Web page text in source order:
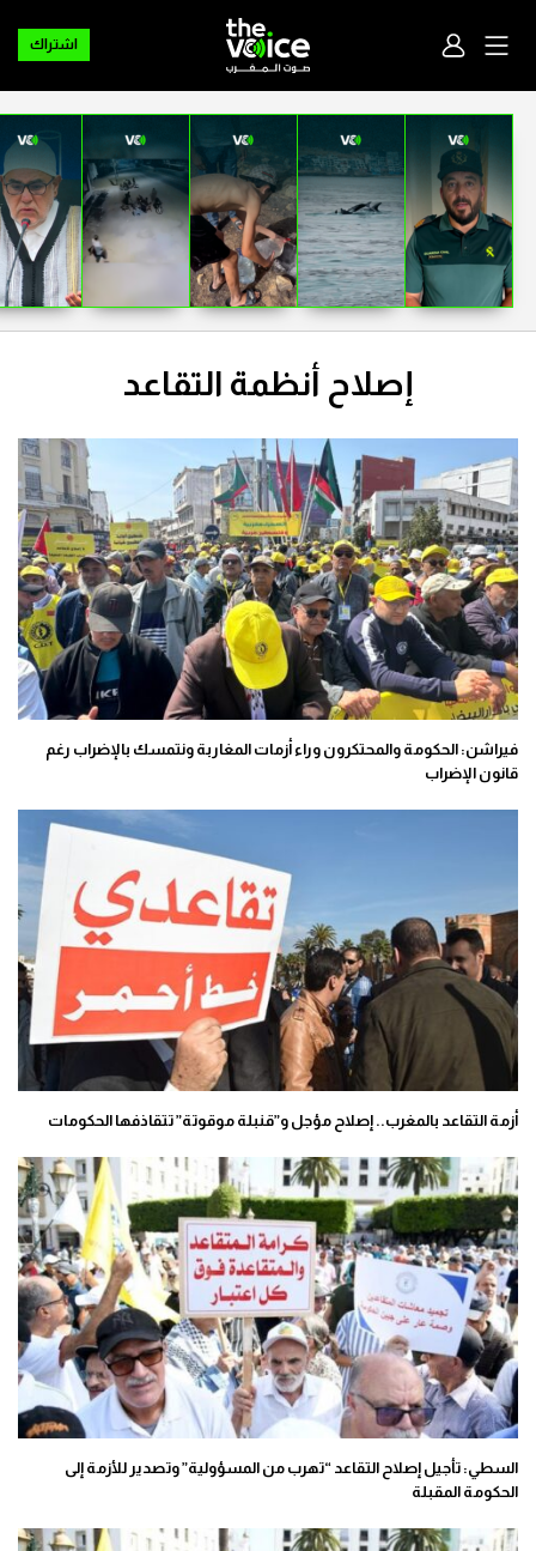
اشتراك
إصلاح أنظمة التقاعد
فيراشن: الحكومة والمحتكرون وراء أزمات المغاربة ونتمسك بالإضراب رغم
قانون الإضراب
أزمة التقاعد بالمغرب.. إصلاح مؤجل و”قنبلة موقوتة” تتقاذفها الحكومات
السطي: تأجيل إصلاح التقاعد “تهرب من المسؤولية” وتصدير للأزمة إلى
الحكومة المقبلة